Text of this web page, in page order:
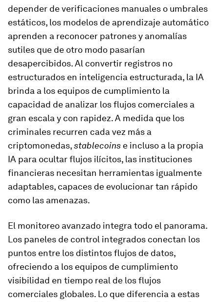
depender de verificaciones manuales o umbrales
estáticos, los modelos de aprendizaje automático
aprenden a reconocer patrones y anomalías
sutiles que de otro modo pasarían
desapercibidos. Al convertir registros no
estructurados en inteligencia estructurada, la IA
brinda a los equipos de cumplimiento la
capacidad de analizar los flujos comerciales a
gran escala y con rapidez. A medida que los
criminales recurren cada vez más a
criptomonedas,stablecoins e incluso a la propia
IA para ocultar flujos ilícitos, las instituciones
financieras necesitan herramientas igualmente
adaptables, capaces de evolucionar tan rápido
como las amenazas.
El monitoreo avanzado integra todo el panorama.
Los paneles de control integrados conectan los
puntos entre los distintos flujos de datos,
ofreciendo a los equipos de cumplimiento
visibilidad en tiempo real de los flujos
comerciales globales. Lo que diferencia a estas